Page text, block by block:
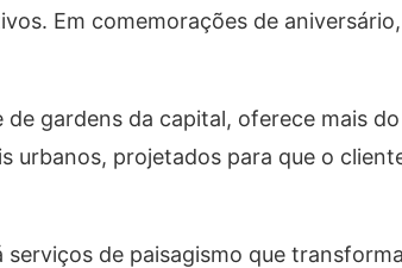
Em comemorações de
gardens da capital, oferece mais
urbanos, projetados para que o
de paisagismo que